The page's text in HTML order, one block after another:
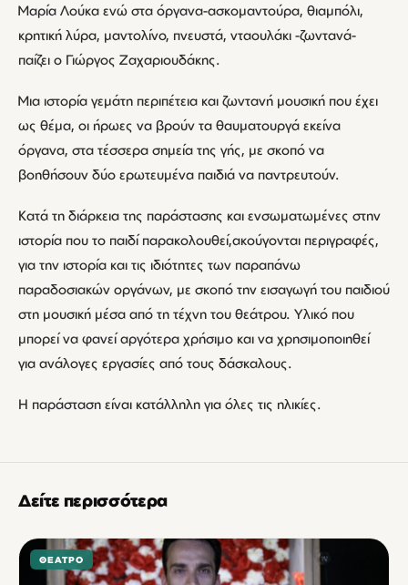
Μαρία Λούκα ενώ στα όργανα-ασκομαντούρα, θιαμπόλι,
κρητική λύρα, μαντολίνο, πνευστά, νταουλάκι -ζωντανά-
παίζει ο Γιώργος Ζαχαριουδάκης.
Μια ιστορία γεμάτη περιπέτεια και ζωντανή μουσική που έχει
ως θέμα, οι ήρωες να βρούν τα θαυματουργά εκείνα
όργανα, στα τέσσερα σημεία της γής, με σκοπό να
βοηθήσουν δύο ερωτευμένα παιδιά να παντρευτούν.
Κατά τη διάρκεια της παράστασης και ενσωματωμένες στην
ιστορία που το παιδί παρακολουθεί,ακούγονται περιγραφές,
για την ιστορία και τις ιδιότητες των παραπάνω
παραδοσιακών οργάνων, με σκοπό την εισαγωγή του παιδιού
στη μουσική μέσα από τη τέχνη του θεάτρου. Υλικό που
μπορεί να φανεί αργότερα χρήσιμο και να χρησιμοποιηθεί
για ανάλογες εργασίες από τους δάσκαλους.
Η παράσταση είναι κατάλληλη για όλες τις ηλικίες.
Δείτε περισσότερα
ΘΈΑΤΡΟ